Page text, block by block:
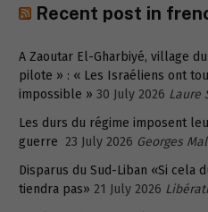
Recent post in
A Zaoutar El-Gharbiyé, village
pilote » : « Les Israéliens ont
impossible » 30 July 2026 Laure
Les durs du régime imposent
guerre 23 July 2026 Georges
Disparus du Sud-Liban «Si cela
tiendra pas» 21 July 2026